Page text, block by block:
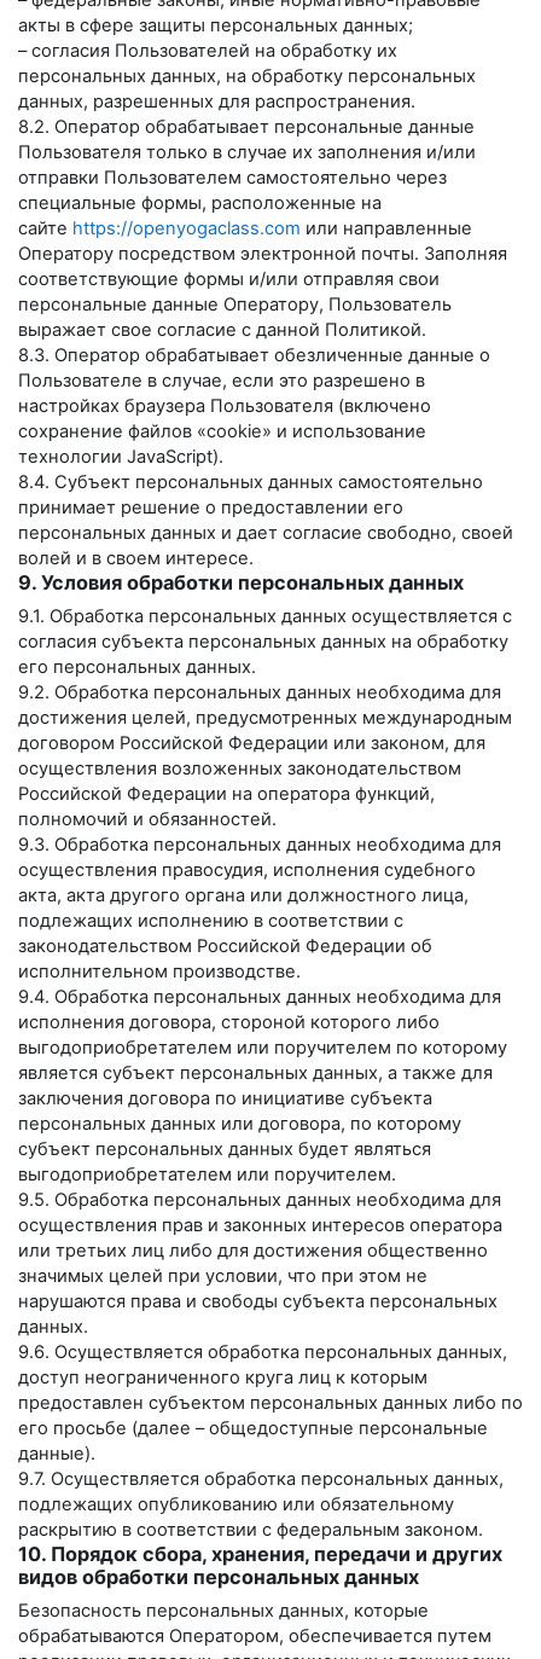
акты в сфере защиты персональных данных;
– согласия Пользователей на обработку их
персональных данных, на обработку персональных
данных, разрешенных для распространения.
8.2. Оператор обрабатывает персональные данные
Пользователя только в случае их заполнения и/или
отправки Пользователем самостоятельно через
специальные формы, расположенные на
сайте https://openyogaclass.com или направленные
Оператору посредством электронной почты. Заполняя
соответствующие формы и/или отправляя свои
персональные данные Оператору, Пользователь
выражает свое согласие с данной Политикой.
8.3. Оператор обрабатывает обезличенные данные о
Пользователе в случае, если это разрешено в
настройках браузера Пользователя (включено
сохранение файлов «cookie» и использование
технологии JavaScript).
8.4. Субъект персональных данных самостоятельно
принимает решение о предоставлении его
персональных данных и дает согласие свободно, своей
волей и в своем интересе.
9. Условия обработки персональных данных
9.1. Обработка персональных данных осуществляется с
согласия субъекта персональных данных на обработку
его персональных данных.
9.2. Обработка персональных данных необходима для
достижения целей, предусмотренных международным
договором Российской Федерации или законом, для
осуществления возложенных законодательством
Российской Федерации на оператора функций,
полномочий и обязанностей.
9.3. Обработка персональных данных необходима для
осуществления правосудия, исполнения судебного
акта, акта другого органа или должностного лица,
подлежащих исполнению в соответствии с
законодательством Российской Федерации об
исполнительном производстве.
9.4. Обработка персональных данных необходима для
исполнения договора, стороной которого либо
выгодоприобретателем или поручителем по которому
является субъект персональных данных, а также для
заключения договора по инициативе субъекта
персональных данных или договора, по которому
субъект персональных данных будет являться
выгодоприобретателем или поручителем.
9.5. Обработка персональных данных необходима для
осуществления прав и законных интересов оператора
или третьих лиц либо для достижения общественно
значимых целей при условии, что при этом не
нарушаются права и свободы субъекта персональных
данных.
9.6. Осуществляется обработка персональных данных,
доступ неограниченного круга лиц к которым
предоставлен субъектом персональных данных либо по
его просьбе (далее – общедоступные персональные
данные).
9.7. Осуществляется обработка персональных данных,
подлежащих опубликованию или обязательному
раскрытию в соответствии с федеральным законом.
10. Порядок сбора, хранения, передачи и других
видов обработки персональных данных
Безопасность персональных данных, которые
обрабатываются Оператором, обеспечивается путем